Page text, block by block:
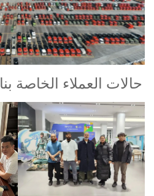
حالات العملاء الخاصة بنا